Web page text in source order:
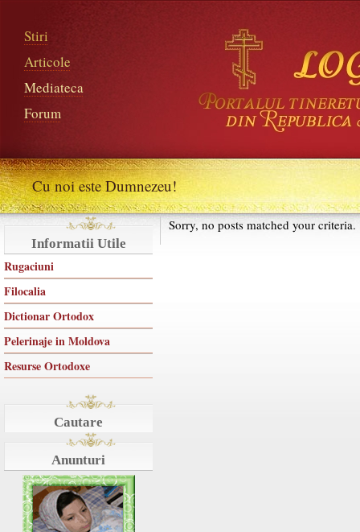
Stiri
Articole
Mediateca
Forum
Cu noi este Dumnezeu!
Informatii Utile
Rugaciuni
Filocalia
Dictionar Ortodox
Pelerinaje in Moldova
Resurse Ortodoxe
Cautare
Anunturi
Sorry, no posts matched your criteria.